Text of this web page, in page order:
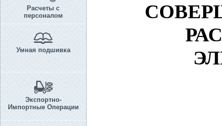
Расчеты с
персоналом
Умная подшивка
Экспортно-
Импортные Операции